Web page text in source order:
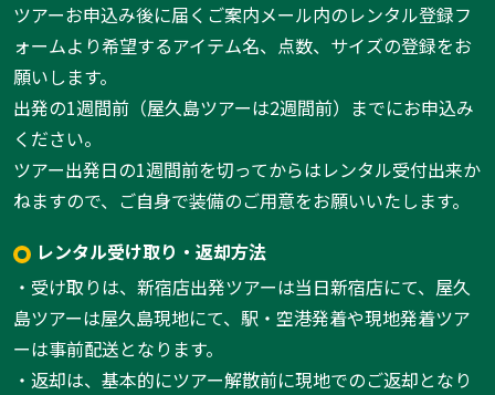
ツアーお申込み後に届くご案内メール内のレンタル登録フ
ォームより希望するアイテム名、点数、サイズの登録をお
願いします。
出発の1週間前（屋久島ツアーは2週間前）までにお申込み
ください。
ツアー出発日の1週間前を切ってからはレンタル受付出来か
ねますので、ご自身で装備のご用意をお願いいたします。
レンタル受け取り・返却方法
・受け取りは、新宿店出発ツアーは当日新宿店にて、屋久
島ツアーは屋久島現地にて、駅・空港発着や現地発着ツア
ーは事前配送となります。
・返却は、基本的にツアー解散前に現地でのご返却となり